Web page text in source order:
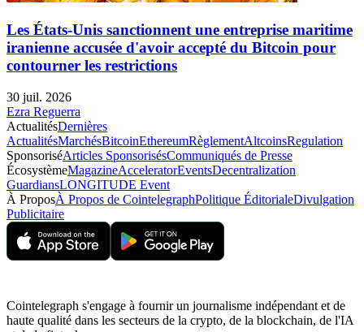
Les États-Unis sanctionnent une entreprise maritime
iranienne accusée d'avoir accepté du Bitcoin pour
contourner les restrictions
30 juil. 2026
Ezra Reguerra
ActualitésDernières
ActualitésMarchésBitcoinEthereumRèglementAltcoinsRegulation
SponsoriséArticles SponsorisésCommuniqués de Presse
ÉcosystèmeMagazineAcceleratorEventsDecentralization
GuardiansLONGITUDE Event
À ProposÀ Propos de CointelegraphPolitique ÉditorialeDivulgation
Publicitaire
Cointelegraph s'engage à fournir un journalisme indépendant et de
haute qualité dans les secteurs de la crypto, de la blockchain, de l'IA